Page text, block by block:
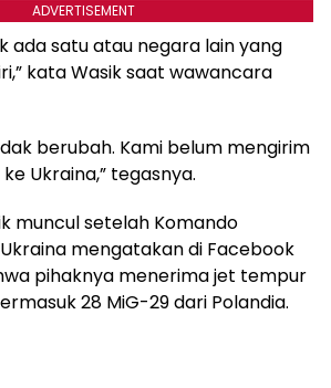
ADVERTISEMENT
ada satu atau negara lain yang
kata Wasik saat wawancara
berubah. Kami belum mengirim
Ukraina,” tegasnya.
muncul setelah Komando
mengatakan di Facebook
pihaknya menerima jet tempur
28 MiG-29 dari Polandia.